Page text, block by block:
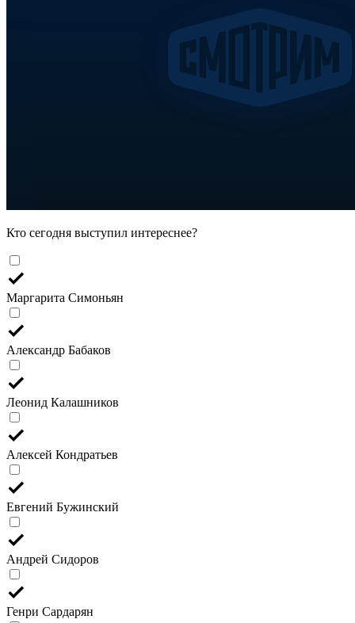
Кто сегодня выступил интереснее?
Маргарита Симоньян
Александр Бабаков
Леонид Калашников
Алексей Кондратьев
Евгений Бужинский
Андрей Сидоров
Генри Сардарян